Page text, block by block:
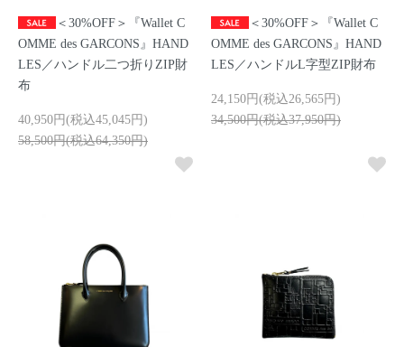
＜30%OFF＞『Wallet C
OMME des GARCONS』HAND
LES／ハンドル二つ折りZIP財
布
40,950円(税込45,045円)
58,500円(税込64,350円)
＜30%OFF＞『Wallet C
OMME des GARCONS』HAND
LES／ハンドルL字型ZIP財布
24,150円(税込26,565円)
34,500円(税込37,950円)